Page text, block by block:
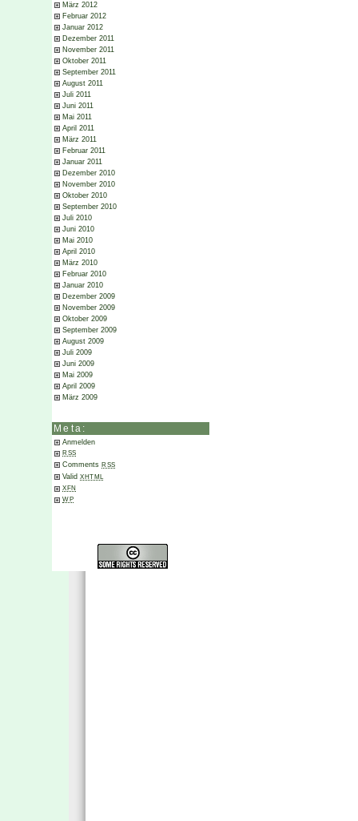
März 2012
Februar 2012
Januar 2012
Dezember 2011
November 2011
Oktober 2011
September 2011
August 2011
Juli 2011
Juni 2011
Mai 2011
April 2011
März 2011
Februar 2011
Januar 2011
Dezember 2010
November 2010
Oktober 2010
September 2010
Juli 2010
Juni 2010
Mai 2010
April 2010
März 2010
Februar 2010
Januar 2010
Dezember 2009
November 2009
Oktober 2009
September 2009
August 2009
Juli 2009
Juni 2009
Mai 2009
April 2009
März 2009
Meta:
Anmelden
RSS
Comments RSS
Valid XHTML
XFN
WP